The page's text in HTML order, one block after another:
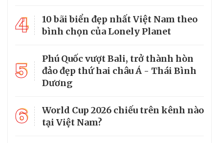
4
10 bãi biển đẹp nhất Việt Nam theo
bình chọn của Lonely Planet
5
Phú Quốc vượt Bali, trở thành hòn
đảo đẹp thứ hai châu Á - Thái Bình
Dương
6
World Cup 2026 chiếu trên kênh nào
tại Việt Nam?